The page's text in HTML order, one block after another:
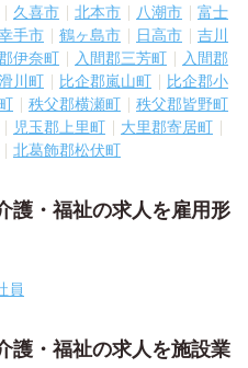
久喜市 北本市 八潮市
富士
手市 鶴ヶ島市 日高市
吉川
伊奈町 入間郡三芳町
入間郡
川町 比企郡嵐山町
比企郡小
秩父郡横瀬町
秩父郡皆野町
児玉郡上里町
大里郡寄居町
北葛飾郡松伏町
護・福祉の求人を雇用形
員
護・福祉の求人を施設業